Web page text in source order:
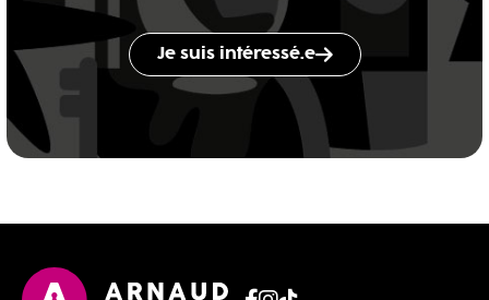
Je suis intéressé.e